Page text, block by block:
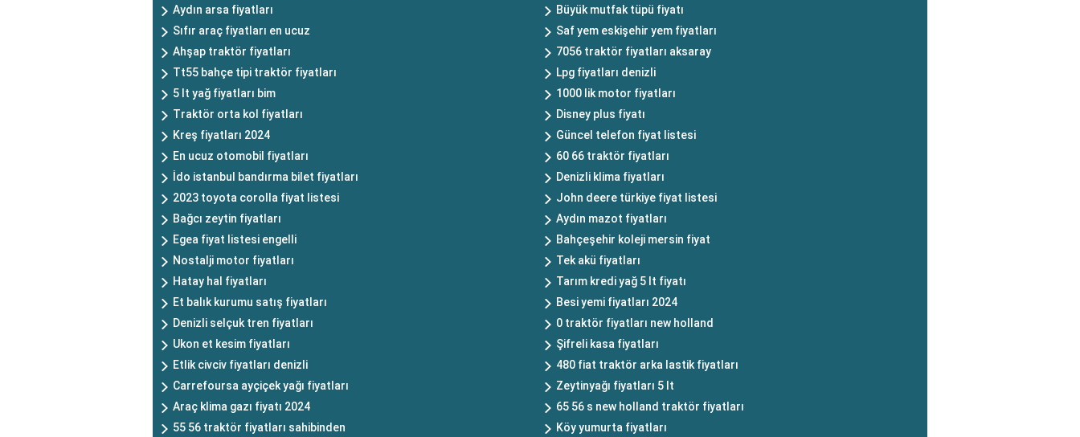
Aydın arsa fiyatları
Büyük mutfak tüpü fiyatı
Sıfır araç fiyatları en ucuz
Saf yem eskişehir yem fiyatları
Ahşap traktör fiyatları
7056 traktör fiyatları aksaray
Tt55 bahçe tipi traktör fiyatları
Lpg fiyatları denizli
5 lt yağ fiyatları bim
1000 lik motor fiyatları
Traktör orta kol fiyatları
Disney plus fiyatı
Kreş fiyatları 2024
Güncel telefon fiyat listesi
En ucuz otomobil fiyatları
60 66 traktör fiyatları
İdo istanbul bandırma bilet fiyatları
Denizli klima fiyatları
2023 toyota corolla fiyat listesi
John deere türkiye fiyat listesi
Bağcı zeytin fiyatları
Aydın mazot fiyatları
Egea fiyat listesi engelli
Bahçeşehir koleji mersin fiyat
Nostalji motor fiyatları
Tek akü fiyatları
Hatay hal fiyatları
Tarım kredi yağ 5 lt fiyatı
Et balık kurumu satış fiyatları
Besi yemi fiyatları 2024
Denizli selçuk tren fiyatları
0 traktör fiyatları new holland
Ukon et kesim fiyatları
Şifreli kasa fiyatları
Etlik civciv fiyatları denizli
480 fiat traktör arka lastik fiyatları
Carrefoursa ayçiçek yağı fiyatları
Zeytinyağı fiyatları 5 lt
Araç klima gazı fiyatı 2024
65 56 s new holland traktör fiyatları
55 56 traktör fiyatları sahibinden
Köy yumurta fiyatları